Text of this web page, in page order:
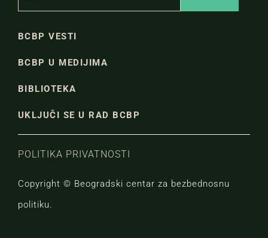
BCBP VESTI
BCBP U MEDIJIMA
BIBLIOTEKA
UKLJUČI SE U RAD BCBP
POLITIKA PRIVATNOSTI
Copyright © Beogradski centar za bezbednosnu
politiku.